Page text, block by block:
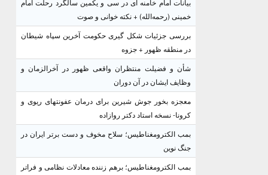
بیانات امام خامنه ای در سی و یکمین سالگرد رحلت امام
خمینی (رحمه‌الله) + نکته خوانی و صوت
بررسی جزئیات شکل گیری حکومت آخرین سپاه شیطان
در منطقه ظهور + جزوه
شأن و فضیلت منتظران واقعی ظهور در آخرالزمان و
وظایف ایشان در آن دوران
معجزه بخور جوش شیرین برای درمان عفونتهای ریوی و
کرونا- نسخه استاد دکتر روازاده
بمب الکترومغناطیس؛ سلاح مخوف و دست برتر ایران در
جنگ نوین
بمب الکترومغناطیس؛ برهم زننده معادلات نظامی و فراتر